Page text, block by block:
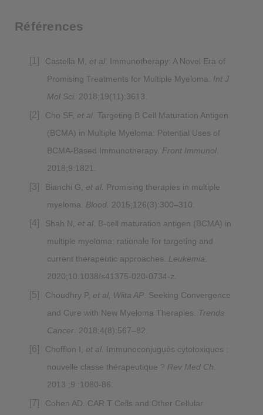
Références
Castella M, et al . Immunotherapy: A Novel Era of
Promising Treatments for Multiple Myeloma. Int J
Mol Sci. 2018;19(11):3613.
Cho SF, et al . Targeting B Cell Maturation Antigen
(BCMA) in Multiple Myeloma: Potential Uses of
BCMA-Based Immunotherapy. Front Immunol
2018;9:1821.
Bianchi G, et al. Promising therapies in multiple
myeloma. Blood. 2015;126(3):300–310.
Shah N, et al . B-cell maturation antigen (BCMA) in
multiple myeloma: rationale for targeting and
current therapeutic approaches. Leukemia.
2020;10.1038/s41375-020-0734-z.
Choudhry P, et al, Wiita AP . Seeking Convergence
and Cure with New Myeloma Therapies. Trends
Cancer . 2018;4(8):567–82.
Chofflon I, et al . Immunoconjugués cytotoxiques :
nouvelle classe thérapeutique ? Rev Med Ch
2013 ;9 :1080-86.
Cohen AD. CAR T Cells and Other Cellular